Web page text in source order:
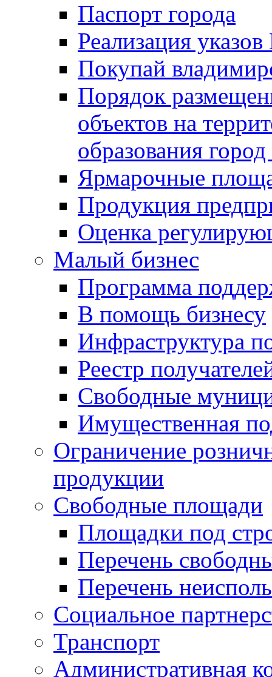
Паспорт города
Реализация
Покупай
Порядок
объектов на
образования
Ярмарочные
Продукция
Оценка
Малый бизнес
Программа
В помощь бизнесу
Инфраструктура
Реестр
Свободные
Имущественная
Ограничение
продукции
Свободные площади
Площадки под
Перечень
Перечень
Социальное
Транспорт
Административная